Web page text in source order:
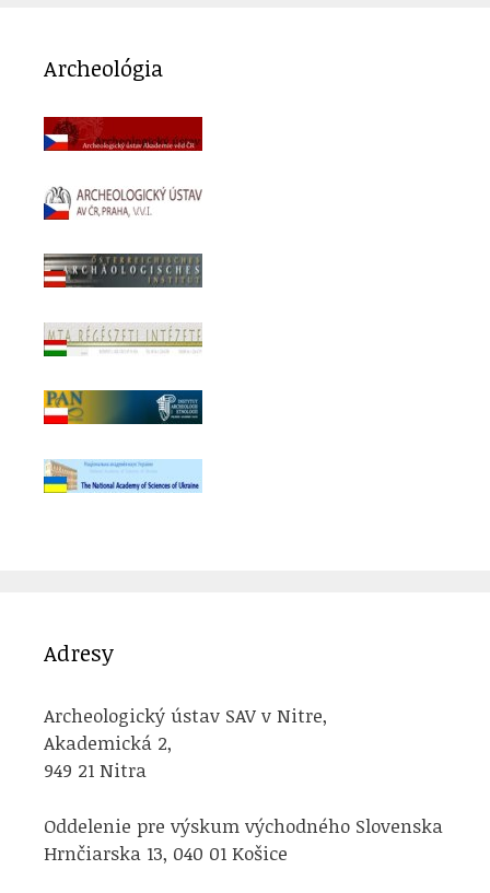
Archeológia
Adresy
Archeologický ústav SAV v Nitre,
Akademická 2,
949 21 Nitra
Oddelenie pre výskum východného Slovenska
Hrnčiarska 13, 040 01 Košice